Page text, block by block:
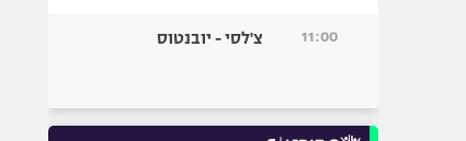
11:00 צ'לסי - יובנטוס